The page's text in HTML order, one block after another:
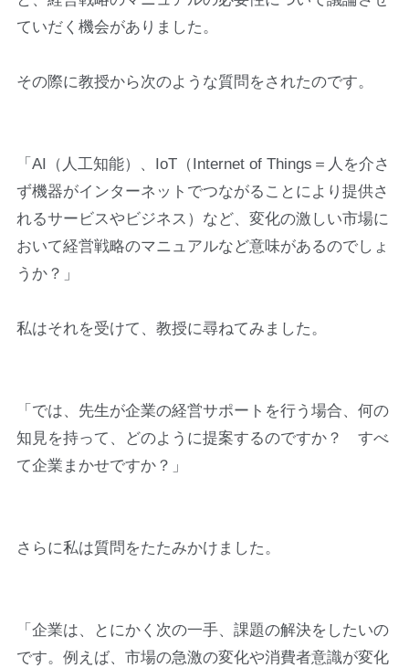
ていだく機会がありました。
その際に教授から次のような質問をされたのです。
「AI（人工知能）、IoT（Internet of Things＝人を介さ
ず機器がインターネットでつながることにより提供さ
れるサービスやビジネス）など、変化の激しい市場に
おいて経営戦略のマニュアルなど意味があるのでしょ
うか？」
私はそれを受けて、教授に尋ねてみました。
「では、先生が企業の経営サポートを行う場合、何の
知見を持って、どのように提案するのですか？ すべ
て企業まかせですか？」
さらに私は質問をたたみかけました。
「企業は、とにかく次の一手、課題の解決をしたいの
です。例えば、市場の急激の変化や消費者意識が変化